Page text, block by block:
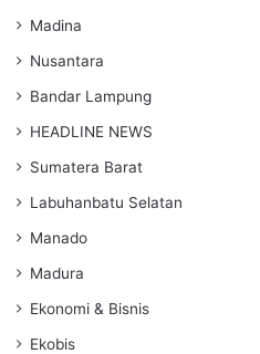
Madina
Nusantara
Bandar Lampung
HEADLINE NEWS
Sumatera Barat
Labuhanbatu Selatan
Manado
Madura
Ekonomi & Bisnis
Ekobis